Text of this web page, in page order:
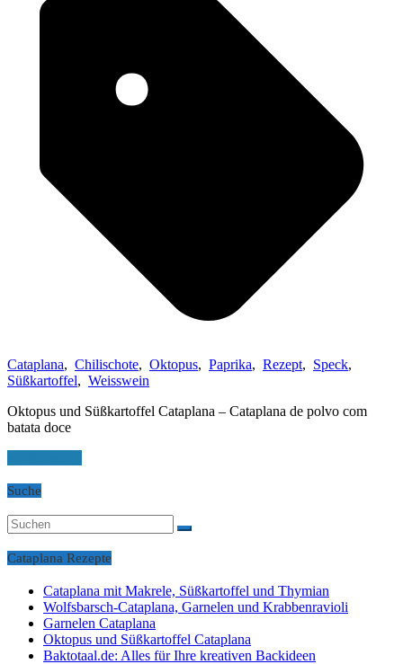
Cataplana, Chilischote, Oktopus, Paprika, Rezept, Speck,
Süßkartoffel, Weisswein
Oktopus und Süßkartoffel Cataplana – Cataplana de polvo com
batata doce
Suche
Cataplana Rezepte
Cataplana mit Makrele, Süßkartoffel und Thymian
Wolfsbarsch-Cataplana, Garnelen und Krabbenravioli
Garnelen Cataplana
Oktopus und Süßkartoffel Cataplana
Baktotaal.de: Alles für Ihre kreativen Backideen